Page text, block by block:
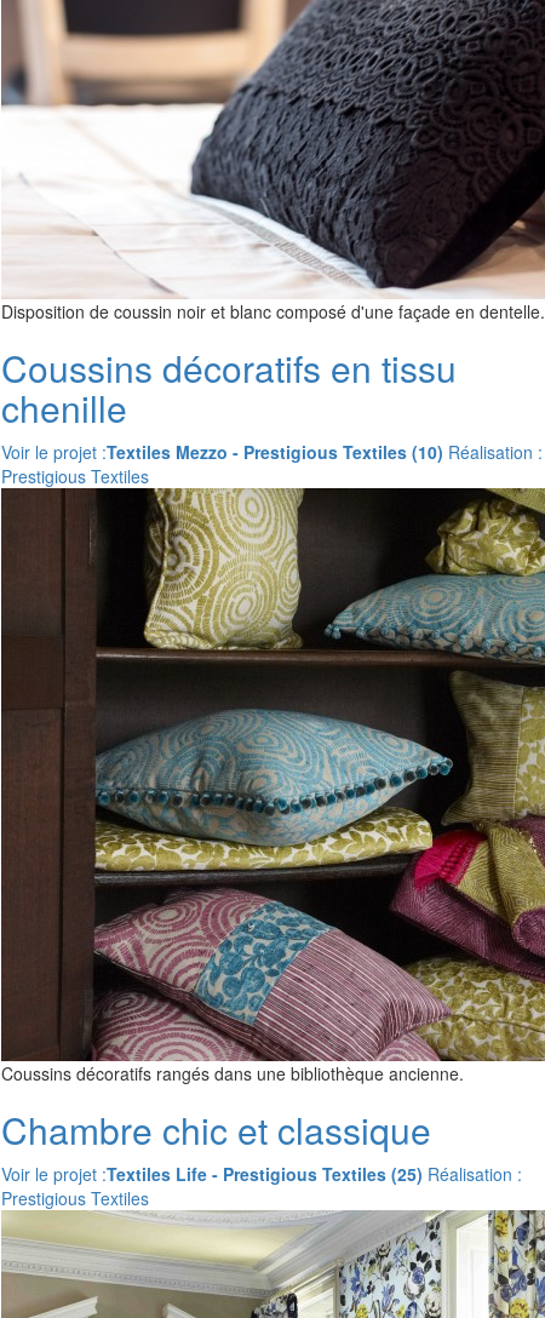
Disposition de coussin noir et blanc composé d'une façade en dentelle.
Coussins décoratifs en tissu
chenille
Voir le projet :Textiles Mezzo - Prestigious Textiles (10) Réalisation :
Prestigious Textiles
Coussins décoratifs rangés dans une bibliothèque ancienne.
Chambre chic et classique
Voir le projet :Textiles Life - Prestigious Textiles (25) Réalisation :
Prestigious Textiles